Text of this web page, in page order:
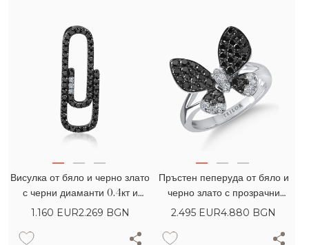
Висулка от бяло и черно злато
с черни диаманти 0.4кт и
прозрачни диаманти 0.02кт
1.160 EUR2.269 BGN
Пръстен пеперуда от бяло и
черно злато с прозрачни
диаманти 0.16кт и черни
2.495 EUR4.880 BGN